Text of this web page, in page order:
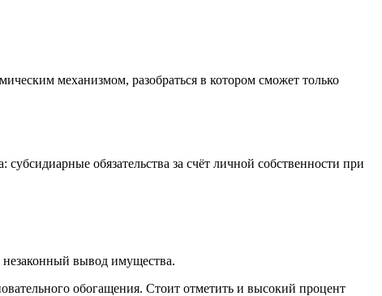
механизмом, разобраться в котором сможет только
обязательства за счёт личной собственности при
незаконный вывод имущества.
обогащения. Стоит отметить и высокий процент